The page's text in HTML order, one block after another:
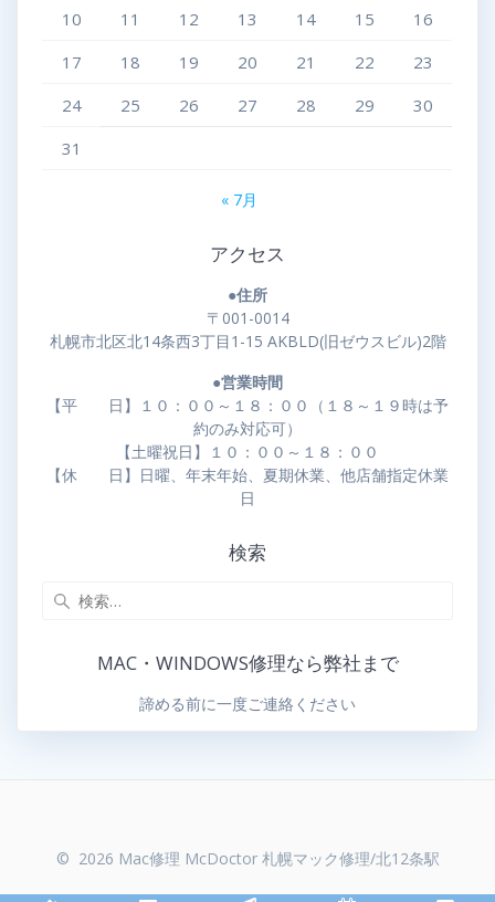
10
11 12 13 14 15
16
17
18 19 20 21 22
23
24
25 26 27 28 29
30
31
« 7月
アクセス
●住所
〒001-0014
札幌市北区北14条西3丁目1-15 AKBLD(旧ゼウスビル)2階
●営業時間
【平 日】１０：００～１８：００（１８～１９時は予
約のみ対応可）
【土曜祝日】１０：００～１８：００
【休 日】日曜、年末年始、夏期休業、他店舗指定休業
日
検索
MAC・WINDOWS修理なら弊社まで
諦める前に一度ご連絡ください
© 2026 Mac修理 McDoctor 札幌マック修理/北12条駅